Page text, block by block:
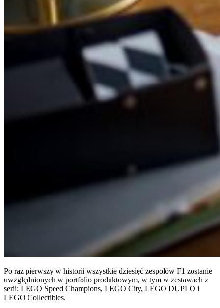
Po raz pierwszy w historii wszystkie dziesięć zespołów F1 zostanie
uwzględnionych w portfolio produktowym, w tym w zestawach z
serii: LEGO Speed Champions, LEGO City, LEGO DUPLO i
LEGO Collectibles.